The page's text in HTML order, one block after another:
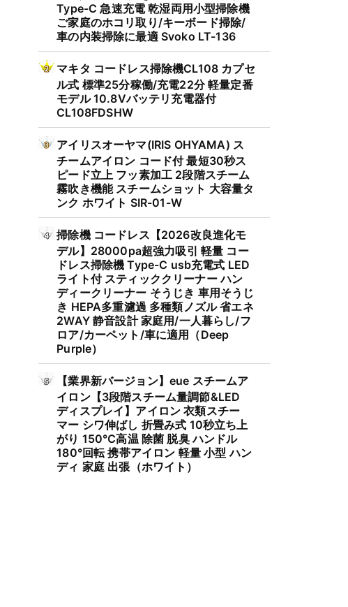
Type-C 急速充電 乾湿両用小型掃除機
ご家庭のホコリ取り/キーボード掃除/
車の内装掃除に最適 Svoko LT-136
マキタ コードレス掃除機CL108 カプセ
ル式 標準25分稼働/充電22分 軽量定番
モデル 10.8Vバッテリ充電器付
CL108FDSHW
アイリスオーヤマ(IRIS OHYAMA) ス
チームアイロン コード付 最短30秒ス
ピード立上 フッ素加工 2段階スチーム
霧吹き機能 スチームショット 大容量タ
ンク ホワイト SIR-01-W
掃除機 コードレス【2026改良進化モ
デル】28000pa超強力吸引 軽量 コー
ドレス掃除機 Type-C usb充電式 LED
ライト付 スティッククリーナー ハン
ディークリーナー そうじき 車用そうじ
き HEPA多重濾過 多種類ノズル 省エネ
2WAY 静音設計 家庭用/一人暮らし/フ
ロア/カーペット/車に適用（Deep
Purple）
【業界新バージョン】eue スチームア
イロン【3段階スチーム量調節&LED
ディスプレイ】アイロン 衣類スチー
マー シワ伸ばし 折畳み式 10秒立ち上
がり 150℃高温 除菌 脱臭 ハンドル
180°回転 携帯アイロン 軽量 小型 ハン
ディ 家庭 出張（ホワイト）